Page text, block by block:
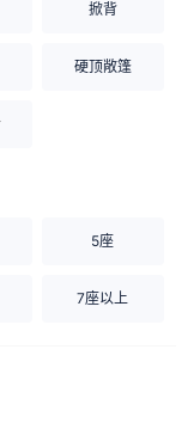
掀背
硬顶敞篷
5座
7座以上